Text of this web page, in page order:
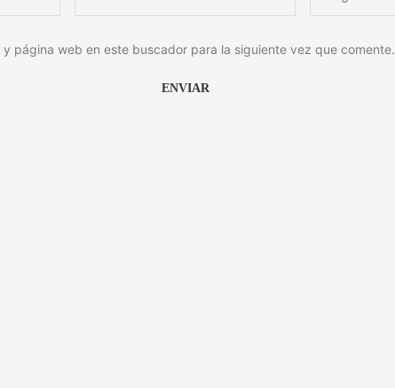
y página web en este buscador para la siguiente vez que comente.